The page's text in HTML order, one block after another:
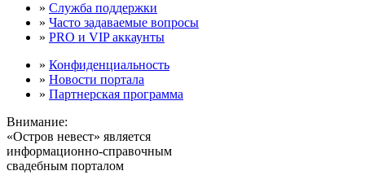
» Служба поддержки
» Часто задаваемые вопросы
» PRO и VIP аккаунты
» Конфиденциальность
» Новости портала
» Партнерская программа
Внимание:
«Остров невест» является
информационно-справочным
свадебным порталом